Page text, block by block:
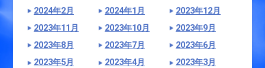
2024年2月
2024年1月
2023年12月
2023年11月
2023年10月
2023年9月
2023年8月
2023年7月
2023年6月
2023年5月
2023年4月
2023年3月